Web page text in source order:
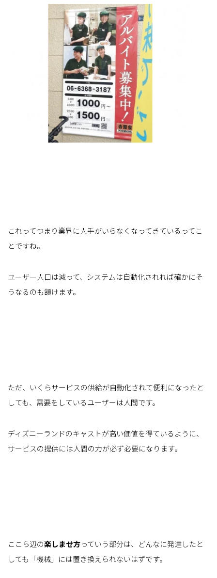
これってつまり業界に人手がいらなくなってきているってこ
とですね。
ユーザー人口は減って、システムは自動化されれば確かにそ
うなるのも頷けます。
ただ、いくらサービスの供給が自動化されて便利になったと
しても、需要をしているユーザーは人間です。
ディズニーランドのキャストが高い価値を得ているように、
サービスの提供には人間の力が必ず必要になります。
ここら辺の楽しませ方っていう部分は、どんなに発達したと
しても「機械」には置き換えられないはずです。